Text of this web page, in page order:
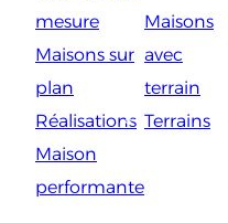
mesure
Maisons sur
plan
Réalisations
Maison
performante
Maisons
avec
terrain
Terrains